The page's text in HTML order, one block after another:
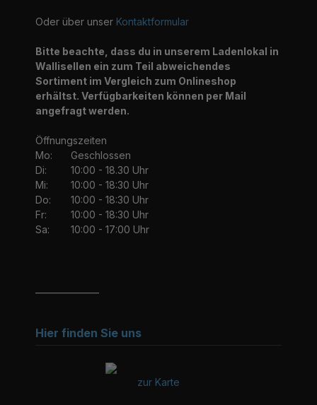
Oder über unser Kontaktformular
Bitte beachte, dass du in unserem Ladenlokal in
Wallisellen ein zum Teil abweichendes
Sortiment im Vergleich zum Onlineshop
erhältst. Verfügbarkeiten können per Mail
angefragt werden.
Öffnungszeiten
Mo:
Geschlossen
Di:
10:00 - 18.30 Uhr
Mi:
10:00 - 18:30 Uhr
Do:
10:00 - 18:30 Uhr
Fr:
10:00 - 18:30 Uhr
Sa:
10:00 - 17:00 Uhr
Hier finden Sie uns
zur Karte